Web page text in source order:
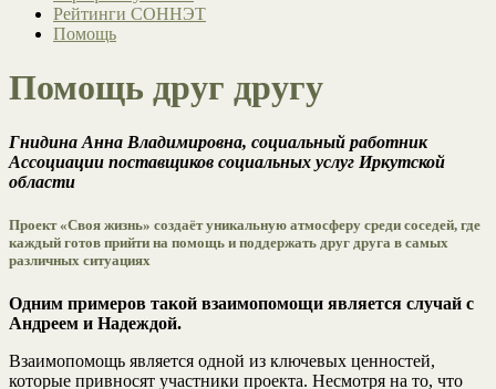
Рейтинги СОННЭТ
Помощь
Помощь друг другу
Гнидина Анна Владимировна, социальный работник
Ассоциации поставщиков социальных услуг Иркутской
области
Проект «Своя жизнь» создаёт уникальную атмосферу среди соседей, где
каждый готов прийти на помощь и поддержать друг друга в самых
различных ситуациях
Одним примеров такой взаимопомощи является случай с
Андреем и Надеждой.
Взаимопомощь является одной из ключевых ценностей,
которые привносят участники проекта. Несмотря на то, что